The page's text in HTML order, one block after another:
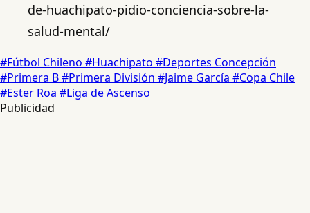
de-huachipato-pidio-conciencia-sobre-la-
salud-mental/
#Fútbol Chileno #Huachipato #Deportes Concepción
#Primera B#Primera División #Jaime García #Copa Chile
#Ester Roa #Liga de Ascenso
Publicidad